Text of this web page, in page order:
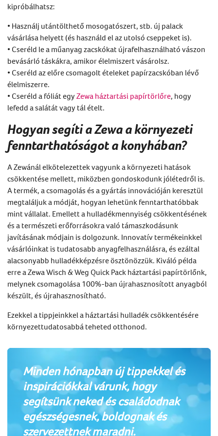
Minden hónapban új tippekkel és
inspirációkkal várunk, hogy
segítsünk neked és családodnak
egészségesnek, boldognak és
szervezettnek maradni.
kipróbálhatsz:
• Használj utántölthető mosogatószert, stb. új palack
vásárlása helyett (és használd el az utolsó cseppeket is).
• Cseréld le a műanyag zacskókat újrafelhasználható vászon
bevásárló táskákra, amikor élelmiszert vásárolsz.
• Cseréld az előre csomagolt ételeket papírzacskóban lévő
élelmiszerre.
• Cseréld a fóliát egyZewa háztartási papírtörlőre, hogy
lefedd a salátát vagy tál ételt.
Hogyan segíti a Zewa a környezeti
fenntarthatóságot a konyhában?
A Zewánál elkötelezettek vagyunk a környezeti hatások
csökkentése mellett, miközben gondoskodunk jólétedről is.
A termék, a csomagolás és a gyártás innovációján keresztül
megtaláljuk a módját, hogyan lehetünk fenntarthatóbbak
mint vállalat. Emellett a hulladékmennyiség csökkentésének
és a természeti erőforrásokra való támaszkodásunk
javításának módjain is dolgozunk. Innovatív termékeinkkel
vásárlóinkat is tudatosabb anyagfelhasználásra, és ezáltal
alacsonyabb hulladékképzésre ösztönözzük. Kiváló példa
erre a Zewa Wisch & Weg Quick Pack háztartási papírtörlőnk,
melynek csomagolása 100%-ban újrahasznosított anyagból
készült, és újrahasznosítható.
Ezekkel a tippjeinkkel a háztartási hulladék csökkentésére
környezettudatosabbá teheted otthonod.